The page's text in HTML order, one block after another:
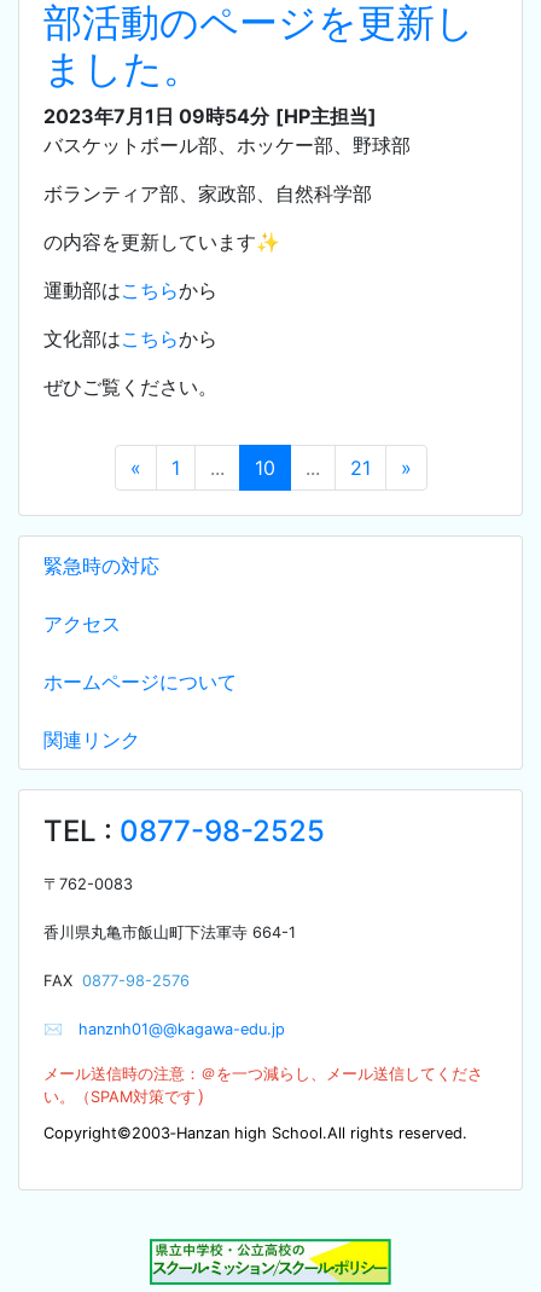
緊急時の対応
アクセス
ホームページについて
関連リンク
TEL : 0877-98-2525
〒 762-0083
香川県丸亀市飯山町下法軍寺 664-1
FAX 0877-98-2576
✉ hanznh01@@kagawa-edu.jp
メール送信時の注意：＠を一つ減らし、メール送信してくださ
い。（SPAM対策です ）
Copyright©2003‐Hanzan high School.All rights reserved.
部活動のページを更新し
ました。
2023年7月1日 09時54分 [HP主担当]
バスケットボール部、ホッケー部、野球部
ボランティア部、家政部、自然科学部
の内容を更新しています✨
運動部はこちらから
文化部はこちらから
ぜひご覧ください。
« 1 ... 10 ... 21 »